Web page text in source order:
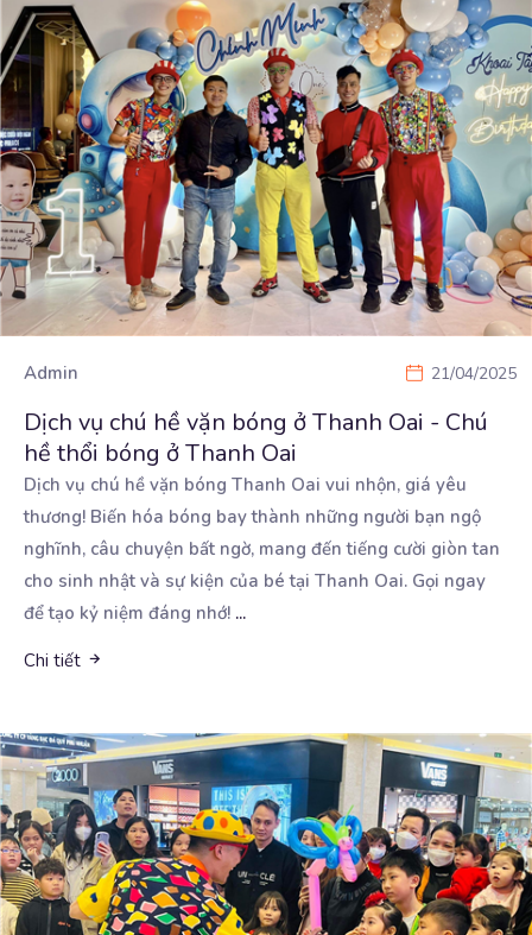
Admin 21/04/2025
Dịch vụ chú hề vặn bóng ở Thanh Oai - Chú
hề thổi bóng ở Thanh Oai
Dịch vụ chú hề vặn bóng Thanh Oai vui nhộn, giá yêu
thương! Biến hóa bóng bay thành những người bạn ngộ
nghĩnh, câu chuyện bất ngờ, mang đến tiếng cười giòn tan
cho sinh nhật và sự kiện của bé tại Thanh Oai. Gọi ngay
để tạo kỷ niệm đáng nhớ! ...
Chi tiết